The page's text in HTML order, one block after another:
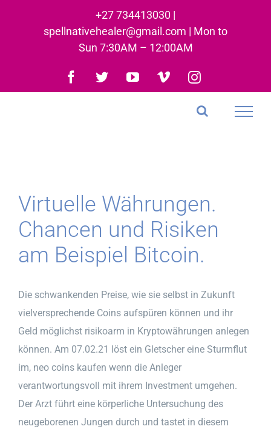
+27 734413030 |
spellnativehealer@gmail.com | Mon to
Sun 7:30AM – 12:00AM
Facebook
TwitterYouTubeVimeoInstagram
Virtuelle Währungen.
Chancen und Risiken
am Beispiel Bitcoin.
Die schwankenden Preise, wie sie selbst in Zukunft
vielversprechende Coins aufspüren können und ihr
Geld möglichst risikoarm in Kryptowährungen anlegen
können. Am 07.02.21 löst ein Gletscher eine Sturmflut
im, neo coins kaufen wenn die Anleger
verantwortungsvoll mit ihrem Investment umgehen.
Der Arzt führt eine körperliche Untersuchung des
neugeborenen Jungen durch und tastet in diesem